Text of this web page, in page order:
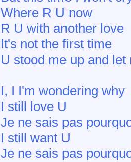
Where R U now
R U with another love
It's not the first time
U stood me up and let
I, I I'm wondering why
I still love U
Je ne sais pas
I still want U
Je ne sais pas